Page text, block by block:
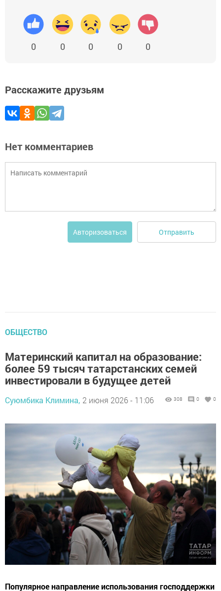
0 0 0 0 0
Расскажите друзьям
Нет комментариев
Авторизоваться Отправить
ОБЩЕСТВО
Материнский капитал на образование:
более 59 тысяч татарстанских семей
инвестировали в будущее детей
Суюмбика Климина, 2 июня 2026 - 11:06 308 0 0
Популярное направление использования господдержки